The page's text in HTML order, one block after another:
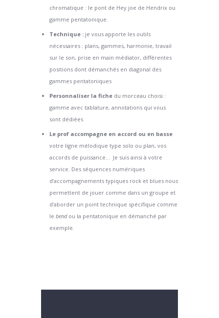
chromatique : le pont de Hey joe de Hendrix ou
gamme pentatonique.
Technique :je vous apporte les outils
nécessaires : plans, gammes, harmonie, travail
sur le son, prise en main médiator, différentes
positions dont démanchés en diagonal des
gammes pentatoniques
Personnaliser la fichedu morceau choisi :
gamme avec tablature, annotations qui vous
sont dédiées
Le prof accompagne en accord ou en basse
votre ligne mélodique type solo ou plan, vos
accords de puissance… Je suis ainsi à votre
service. Des séquences numériques
d’accompagnements typiques rock et blues nous
permettent de jouer comme dans un groupe et
d’aborder un point technique spécifique comme
le bendou la pentatonique en démanché par
exemple.